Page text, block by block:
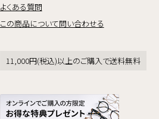
よくある質問
この商品について問い合わせる
11,000円(税込)以上のご購入で送料無料